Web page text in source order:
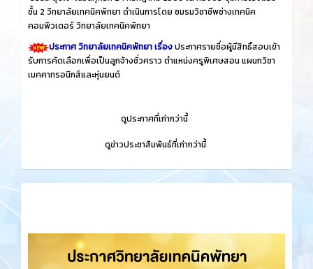
ชั้น 2 วิทยาลัยเทคนิคพัทยา ดำเนินการโดย ชมรมวิชาชีพช่างเทคนิค
คอมพิวเตอร์ วิทยาลัยเทคนิคพัทยา
ประกาศ วิทยาลัยเทคนิคพัทยา เรื่องประกาศรายชื่อผู้มีสิทธิ์สอบเข้า
รับการคัดเลือกเพื่อเป็นลูกจ้างชั่วคราว ตำแหน่งครูพิเศษสอน แผนกวิชา
เมคคาทรอนิกส์และหุ่นยนต์
ดูประกาศที่เก่ากว่านี้
ดูข่าวประชาสัมพันธ์ที่เก่ากว่านี้